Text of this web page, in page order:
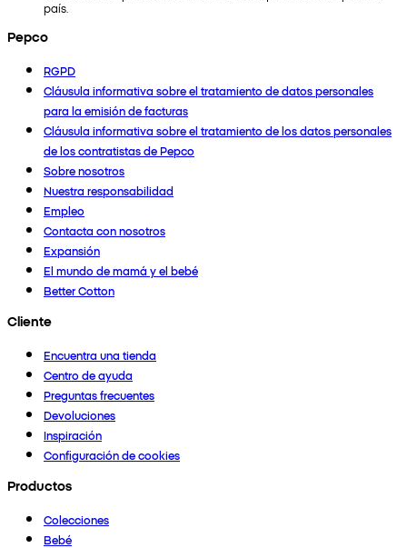
país.
Pepco
RGPD
Cláusula informativa sobre el tratamiento de datos personales
para la emisión de facturas
Cláusula informativa sobre el tratamiento de los datos personales
de los contratistas de Pepco
Sobre nosotros
Nuestra responsabilidad
Empleo
Contacta con nosotros
Expansión
El mundo de mamá y el bebé
Better Cotton
Cliente
Encuentra una tienda
Centro de ayuda
Preguntas frecuentes
Devoluciones
Inspiración
Configuración de cookies
Productos
Colecciones
Bebé